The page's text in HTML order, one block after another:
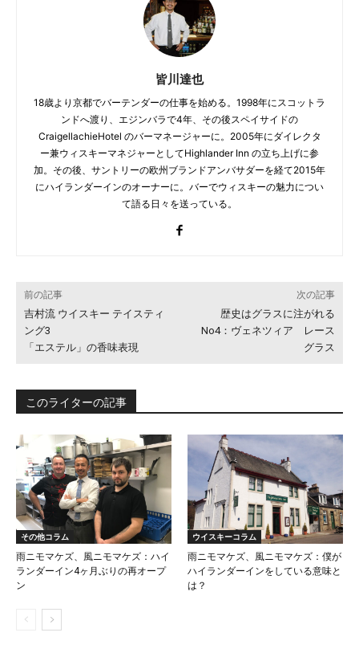
皆川達也
18歳より京都でバーテンダーの仕事を始める。1998年にスコットラ
ンドへ渡り、エジンバラで4年、その後スペイサイドの
CraigellachieHotel のバーマネージャーに。2005年にダイレクタ
ー兼ウィスキーマネジャーとしてHighlander Inn の立ち上げに参
加。その後、サントリーの欧州ブランドアンバサダーを経て2015年
にハイランダーインのオーナーに。バーでウィスキーの魅力につい
て語る日々を送っている。
前の記事
吉村流 ウイスキー テイスティ
ング3
「エステル」の香味表現
次の記事
歴史はグラスに注がれる
No4：ヴェネツィア レース
グラス
このライターの記事
その他コラム
雨ニモマケズ、風ニモマケズ：ハイ
ランダーイン4ヶ月ぶりの再オープ
ン
ウイスキーコラム
雨ニモマケズ、風ニモマケズ：僕が
ハイランダーインをしている意味と
は？